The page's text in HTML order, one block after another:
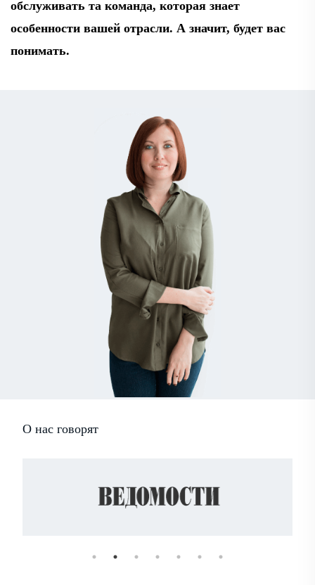
обслуживать та команда, которая знает
особенности вашей отрасли. А значит, будет вас
понимать.
О нас говорят